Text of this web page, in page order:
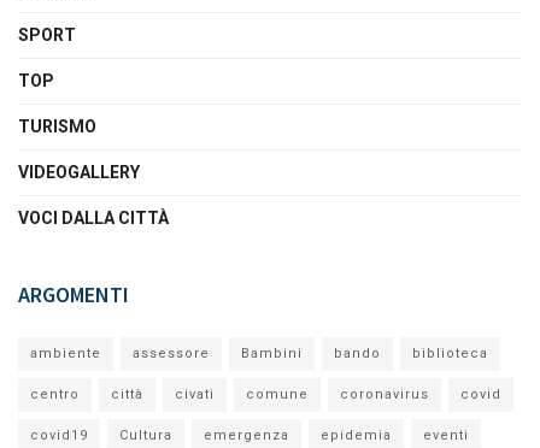
SPORT
TOP
TURISMO
VIDEOGALLERY
VOCI DALLA CITTÀ
ARGOMENTI
ambiente assessore Bambini bando biblioteca
centro città civati comune coronavirus covid
covid19 Cultura emergenza epidemia eventi